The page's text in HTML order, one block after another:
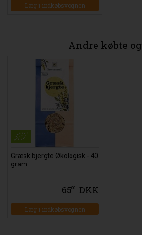
Læg i indkøbsvognen
Andre købte
Græsk bjergte Økologisk - 40
gram
6500 DKK
Læg i indkøbsvognen